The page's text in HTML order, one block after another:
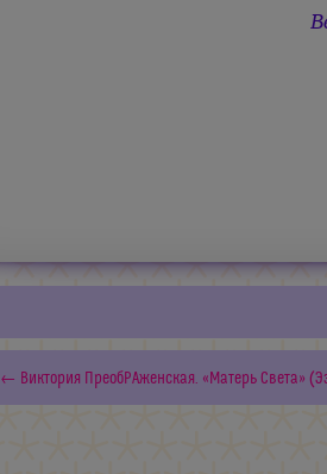
← Виктория ПреобРАженская. «Матерь Света»